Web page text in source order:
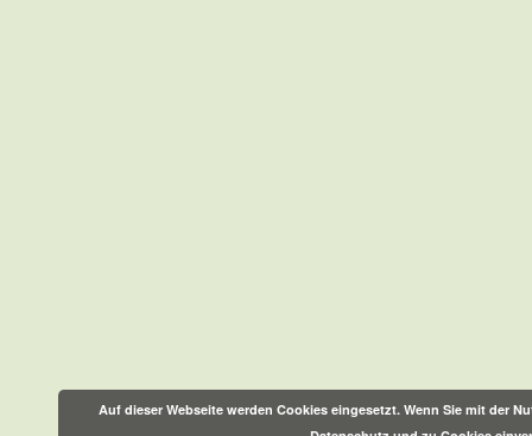
Auf dieser Webseite werden Cookies eingesetzt. Wenn Sie mit der